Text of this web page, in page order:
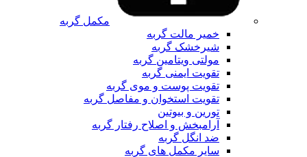
مکمل گربه
خمیر مالت گربه
شیرخشک گربه
مولتی ویتامین گربه
تقویت ایمنی گربه
تقویت پوست و موی گربه
تقویت استخوان و مفاصل گربه
تورین و بیوتین
آرامبخش و اصلاح رفتار گربه
ضد انگل گربه
سایر مکمل های گربه